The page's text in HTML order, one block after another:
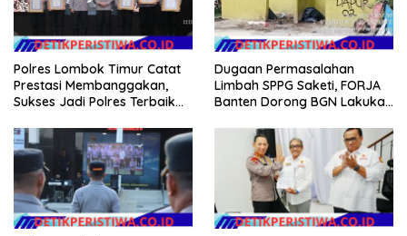
Polres Lombok Timur Catat
Prestasi Membanggakan,
Sukses Jadi Polres Terbaik
NTB
Dugaan Permasalahan
Limbah SPPG Saketi, FORJA
Banten Dorong BGN Lakukan